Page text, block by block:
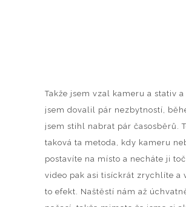
Takže jsem vzal kameru a stativ a
jsem dovalil pár nezbytností,
jsem stihl nabrat pár časosběrů.
taková ta metoda, kdy kameru
postavíte na místo a necháte ji
video pak asi tisíckrát zrychlíte a
to efekt. Naštěstí nám až